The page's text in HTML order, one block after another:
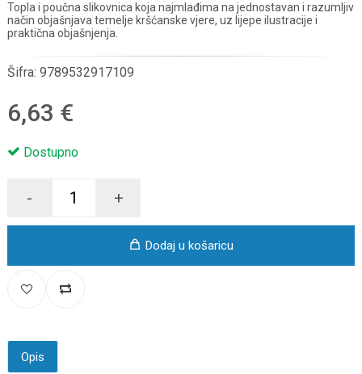
Topla i poučna slikovnica koja najmlađima na jednostavan i razumljiv
način objašnjava temelje kršćanske vjere, uz lijepe ilustracije i
praktična objašnjenja.
Šifra: 9789532917109
6,63 €
Dostupno
- +
Dodaj u košaricu
Opis